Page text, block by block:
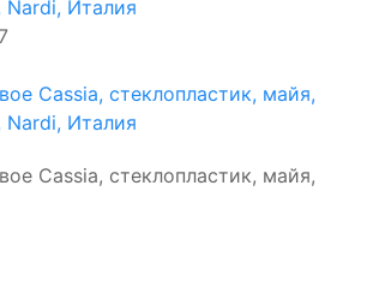
Cassia, стеклопластик, майя,
Италия
Cassia, стеклопластик, майя,